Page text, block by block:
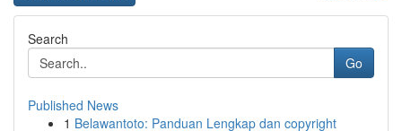
Search
Go
Published News
1 Belawantoto: Panduan Lengkap dan copyright